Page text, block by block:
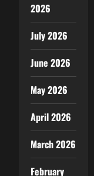
2026
July 2026
June 2026
May 2026
April 2026
March 2026
February